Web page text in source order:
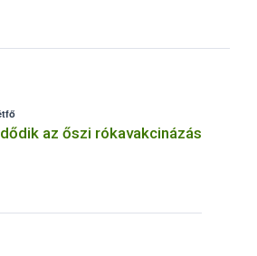
az őszi rókavakcinázás